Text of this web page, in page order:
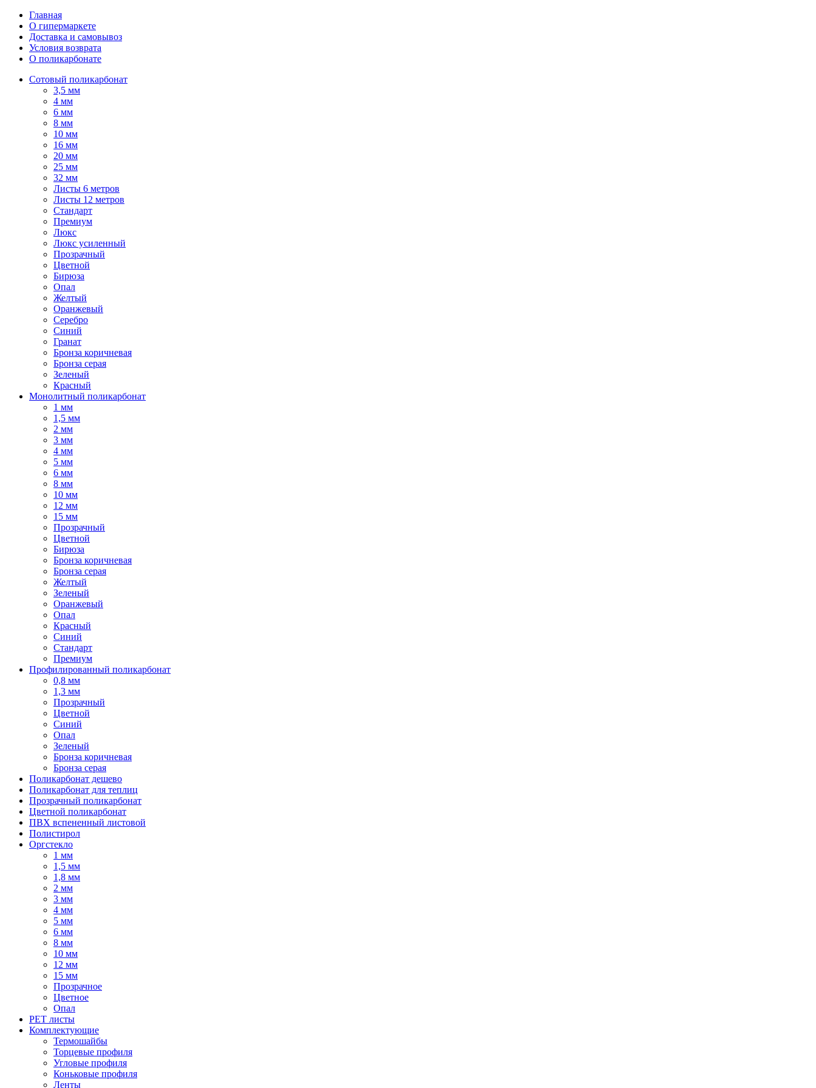
Главная
О гипермаркете
Доставка и самовывоз
Условия возврата
О поликарбонате
Сотовый поликарбонат
3,5 мм
4 мм
6 мм
8 мм
10 мм
16 мм
20 мм
25 мм
32 мм
Листы 6 метров
Листы 12 метров
Стандарт
Премиум
Люкс
Люкс усиленный
Прозрачный
Цветной
Бирюза
Опал
Желтый
Оранжевый
Серебро
Синий
Гранат
Бронза коричневая
Бронза серая
Зеленый
Красный
Монолитный поликарбонат
1 мм
1,5 мм
2 мм
3 мм
4 мм
5 мм
6 мм
8 мм
10 мм
12 мм
15 мм
Прозрачный
Цветной
Бирюза
Бронза коричневая
Бронза серая
Желтый
Зеленый
Оранжевый
Опал
Красный
Синий
Стандарт
Премиум
Профилированный поликарбонат
0,8 мм
1,3 мм
Прозрачный
Цветной
Синий
Опал
Зеленый
Бронза коричневая
Бронза серая
Поликарбонат дешево
Поликарбонат для теплиц
Прозрачный поликарбонат
Цветной поликарбонат
ПВХ вспененный листовой
Полистирол
Оргстекло
1 мм
1,5 мм
1,8 мм
2 мм
3 мм
4 мм
5 мм
6 мм
8 мм
10 мм
12 мм
15 мм
Прозрачное
Цветное
Опал
PET листы
Комплектующие
Термошайбы
Торцевые профиля
Угловые профиля
Коньковые профиля
Ленты